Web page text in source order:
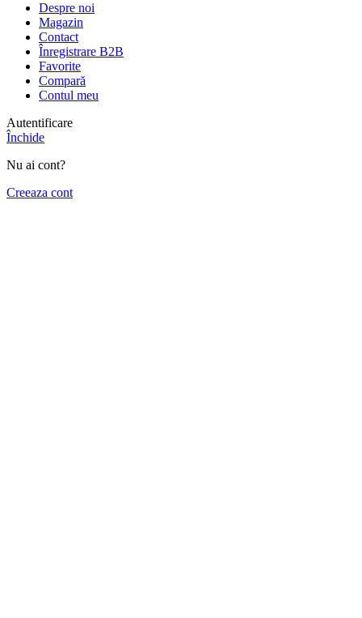
Despre noi
Magazin
Contact
Înregistrare B2B
Favorite
Compară
Contul meu
Autentificare
Închide
Nu ai cont?
Creeaza cont